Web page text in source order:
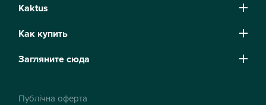
Kaktus
Как купить
Загляните сюда
Публічна оферта